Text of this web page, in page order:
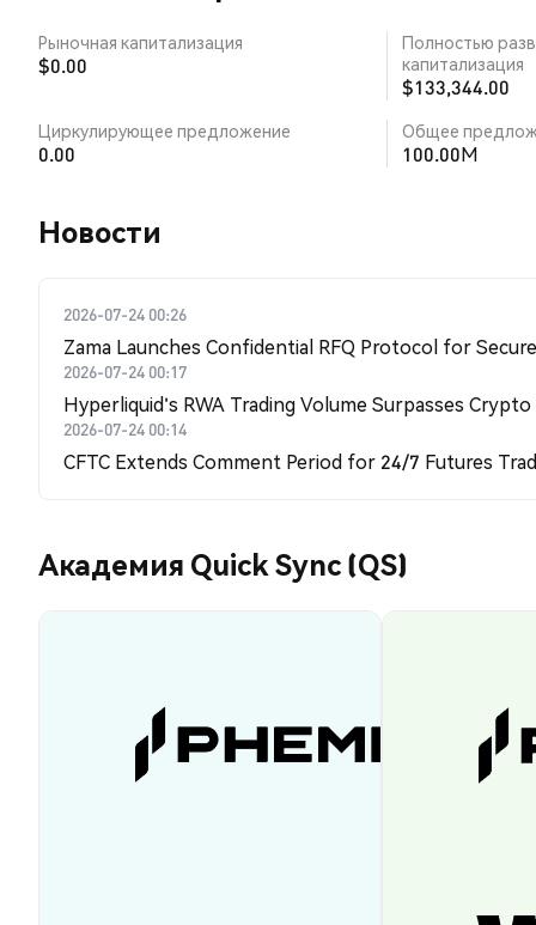
Рыночная капитализация
$0.00
Полностью
капитализация
$133,344.00
Циркулирующее предложение
0.00
Общее
100.00M
Новости
2026-07-24 00:26
Zama Launches Confidential RFQ Protocol for
2026-07-24 00:17
Hyperliquid's RWA Trading Volume Surpasses
2026-07-24 00:14
CFTC Extends Comment Period for 24/7 Futures
Академия Quick Sync (QS)